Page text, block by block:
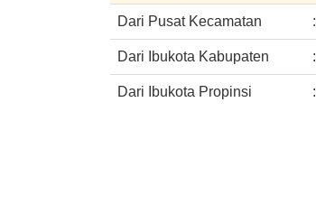
Dari Pusat Kecamatan :
Dari Ibukota Kabupaten :
Dari Ibukota Propinsi :